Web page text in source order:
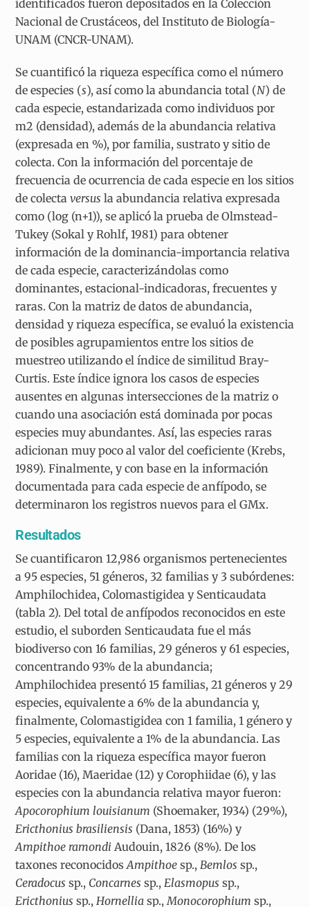
identificados fueron depositados en la Colección
Nacional de Crustáceos, del Instituto de Biología-
UNAM (CNCR-UNAM).
Se cuantificó la riqueza específica como el número
de especies (s), así como la abundancia total (N) de
cada especie, estandarizada como individuos por
m2 (densidad), además de la abundancia relativa
(expresada en %), por familia, sustrato y sitio de
colecta. Con la información del porcentaje de
frecuencia de ocurrencia de cada especie en los sitios
de colectaversusla abundancia relativa expresada
como (log (n+1)), se aplicó la prueba de Olmstead-
Tukey (Sokal y Rohlf, 1981) para obtener
información de la dominancia-importancia relativa
de cada especie, caracterizándolas como
dominantes, estacional-indicadoras, frecuentes y
raras. Con la matriz de datos de abundancia,
densidad y riqueza específica, se evaluó la existencia
de posibles agrupamientos entre los sitios de
muestreo utilizando el índice de similitud Bray-
Curtis. Este índice ignora los casos de especies
ausentes en algunas intersecciones de la matriz o
cuando una asociación está dominada por pocas
especies muy abundantes. Así, las especies raras
adicionan muy poco al valor del coeficiente (Krebs,
1989). Finalmente, y con base en la información
documentada para cada especie de anfípodo, se
determinaron los registros nuevos para el GMx.
Resultados
Se cuantificaron 12,986 organismos pertenecientes
a 95 especies, 51 géneros, 32 familias y 3 subórdenes:
Amphilochidea, Colomastigidea y Senticaudata
(tabla 2). Del total de anfípodos reconocidos en este
estudio, el suborden Senticaudata fue el más
biodiverso con 16 familias, 29 géneros y 61 especies,
concentrando 93% de la abundancia;
Amphilochidea presentó 15 familias, 21 géneros y 29
especies, equivalente a 6% de la abundancia y,
finalmente, Colomastigidea con 1 familia, 1 género y
5 especies, equivalente a 1% de la abundancia. Las
familias con la riqueza específica mayor fueron
Aoridae (16), Maeridae (12) y Corophiidae (6), y las
especies con la abundancia relativa mayor fueron:
Apocorophium louisianum (Shoemaker, 1934) (29%),
Ericthonius brasiliensis (Dana, 1853) (16%) y
Ampithoe ramondiAudouin, 1826 (8%). De los
taxones reconocidosAmpithoesp.,Bemlossp.,
Ceradocussp., Concarnessp.,Elasmopussp.,
Ericthoniussp.,Hornelliasp.,Monocorophiumsp.,